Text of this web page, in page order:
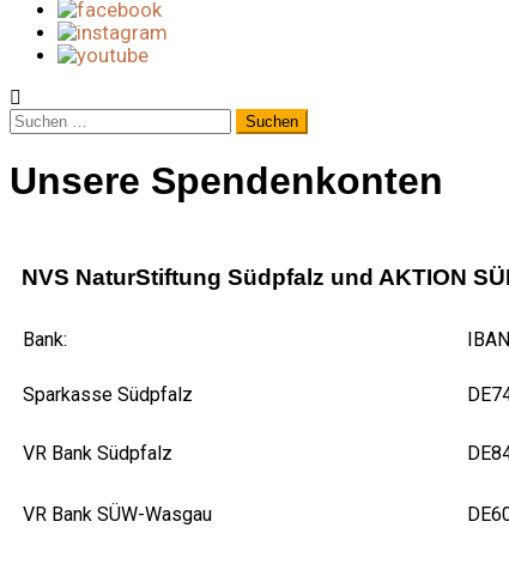
Unsere Spendenkonten
NVS NaturStiftung Südpfalz und AKTION
Bank: IBAN
Sparkasse Südpfalz
VR Bank Südpfalz
VR Bank SÜW-Wasgau